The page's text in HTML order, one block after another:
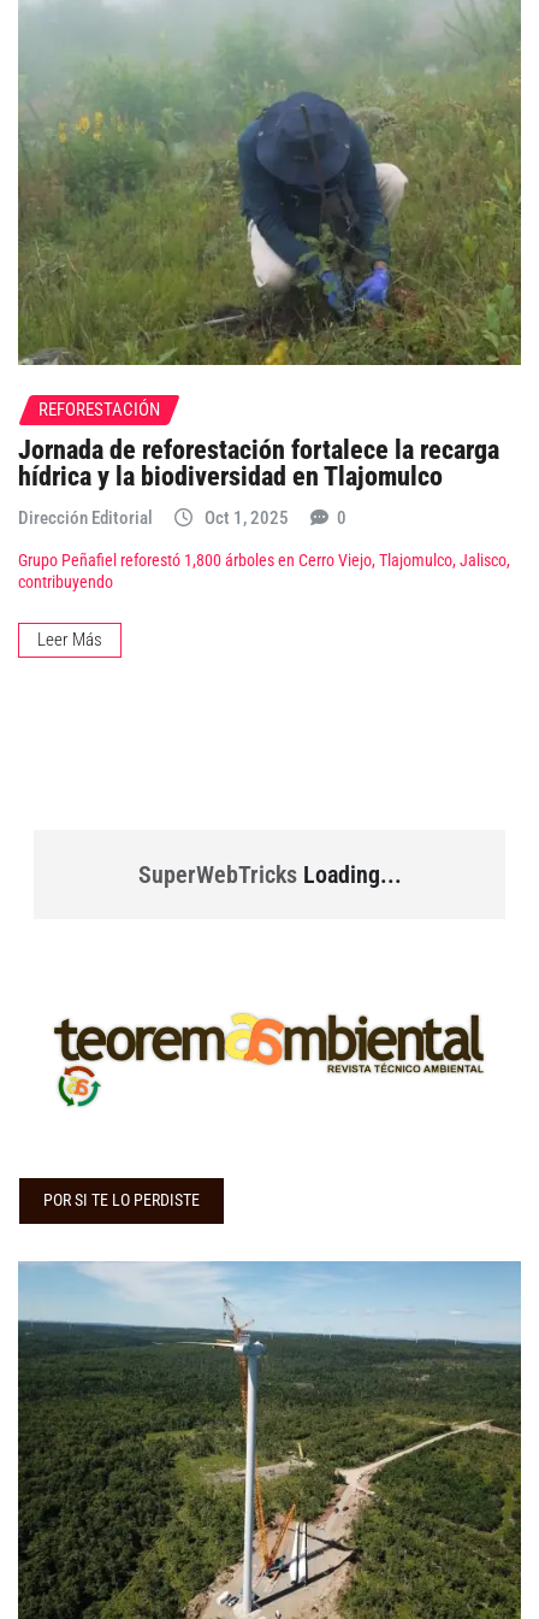
REFORESTACIÓN
Jornada de reforestación fortalece la recarga
hídrica y la biodiversidad en Tlajomulco
Dirección Editorial Oct 1, 2025 0
Grupo Peñafiel reforestó 1,800 árboles en Cerro Viejo, Tlajomulco, Jalisco,
contribuyendo
Leer Más
SuperWebTricksLoading...
POR SI TE LO PERDISTE